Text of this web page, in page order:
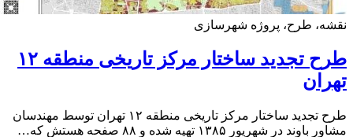
طرح، پروژه شهرسازی
طرح تجدید ساختار مرکز تاریخی منطقه ۱۲
طرح تجدید ساختار مرکز تاریخی منطقه ۱۲ تهران توسط مهندسان
در شهریور ۱۳۸۵ تهیه شده و ۸۸ صفحه هستش که…